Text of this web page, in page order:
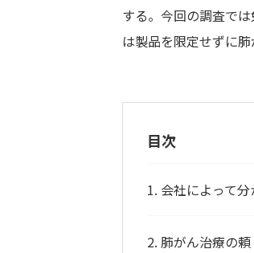
する。今回の調査で
は製品を限定せずに
目次
1. 会社によって
2. 肺がん治療の